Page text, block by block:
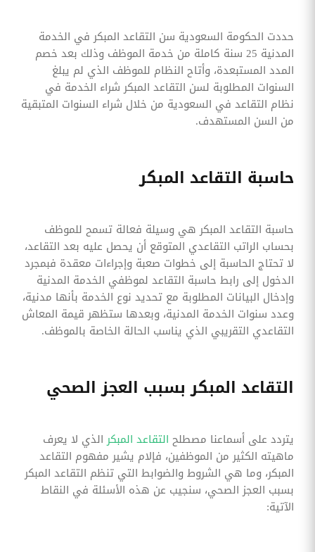
حددت الحكومة السعودية سن التقاعد المبكر في الخدمة
المدنية 25 سنة كاملة من خدمة الموظف وذلك بعد خصم
المدد المستبعدة، وأتاح النظام للموظف الذي لم يبلغ
السنوات المطلوبة لسن التقاعد المبكر شراء الخدمة في
نظام التقاعد في السعودية من خلال شراء السنوات المتبقية
من السن المستهدف.
حاسبة التقاعد المبكر
حاسبة التقاعد المبكر هي وسيلة فعالة تسمح للموظف
بحساب الراتب التقاعدي المتوقع أن يحصل عليه بعد التقاعد،
لا تحتاج الحاسبة إلى خطوات صعبة وإجراءات معقدة فبمجرد
الدخول إلى رابط حاسبة التقاعد لموظفي الخدمة المدنية
وإدخال البيانات المطلوبة مع تحديد نوع الخدمة بأنها مدنية،
وعدد سنوات الخدمة المدنية، وبعدها ستظهر قيمة المعاش
التقاعدي التقريبي الذي يناسب الحالة الخاصة بالموظف.
التقاعد المبكر بسبب العجز الصحي
يتردد على أسماعنا مصطلح التقاعد المبكرالذي لا يعرف
ماهيته الكثير من الموظفين، فإلام يشير مفهوم التقاعد
المبكر، وما هي الشروط والضوابط التي تنظم التقاعد المبكر
بسبب العجز الصحي، سنجيب عن هذه الأسئلة في النقاط
الآتية: